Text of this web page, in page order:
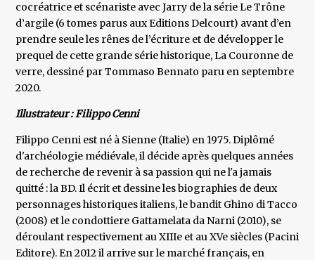
cocréatrice et scénariste avec Jarry de la série Le Trône
d’argile (6 tomes parus aux Editions Delcourt) avant d’en
prendre seule les rênes de l’écriture et de développer le
prequel de cette grande série historique, La Couronne de
verre, dessiné par Tommaso Bennato paru en septembre
2020.
Illustrateur : Filippo Cenni
Filippo Cenni est né à Sienne (Italie) en 1975. Diplômé
d'archéologie médiévale, il décide après quelques années
de recherche de revenir à sa passion qui ne l'a jamais
quitté : la BD. Il écrit et dessine les biographies de deux
personnages historiques italiens, le bandit Ghino di Tacco
(2008) et le condottiere Gattamelata da Narni (2010), se
déroulant respectivement au XIIIe et au XVe siècles (Pacini
Editore). En 2012 il arrive sur le marché français, en